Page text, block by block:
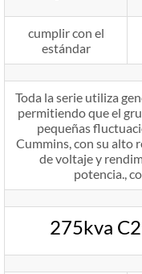
cumplir con el
estándar
Toda la serie utiliza
permitiendo que el
pequeñas
Cummins, con su alto
de voltaje y
potencia.,
275kva